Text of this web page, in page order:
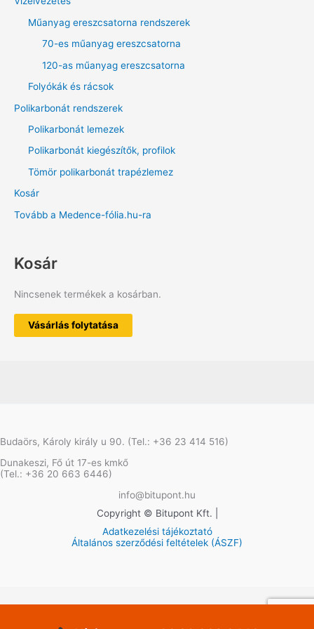
Műanyag ereszcsatorna rendszerek
70-es műanyag ereszcsatorna
120-as műanyag ereszcsatorna
Folyókák és rácsok
Polikarbonát rendszerek
Polikarbonát lemezek
Polikarbonát kiegészítők, profilok
Tömör polikarbonát trapézlemez
Kosár
Tovább a Medence-fólia.hu-ra
Kosár
Nincsenek termékek a kosárban.
Vásárlás folytatása
Budaörs, Károly király u 90. (Tel.: +36 23 414 516)
Dunakeszi, Fő út 17-es kmkő
(Tel.: +36 20 663 6446)
info@bitupont.hu
Copyright © Bitupont Kft. |
Adatkezelési tájékoztató
Általános szerződési feltételek (ÁSZF)